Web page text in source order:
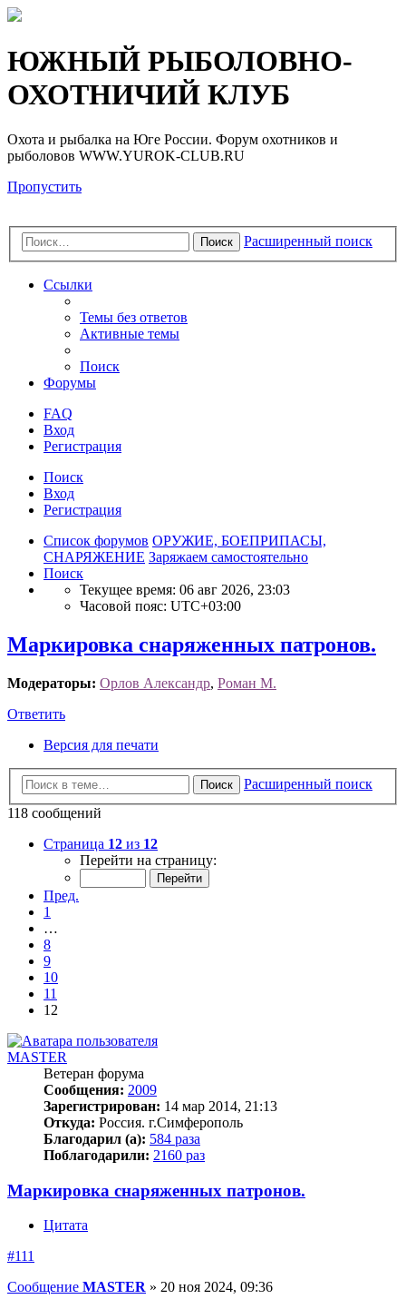
Регистрация
ЮЖНЫЙ РЫБОЛОВНО-
ОХОТНИЧИЙ КЛУБ
Охота и рыбалка на Юге России. Форум охотников и
рыболовов WWW.YUROK-CLUB.RU
Пропустить
Поиск Расширенный поиск
Ссылки
Темы без ответов
Активные темы
Поиск
Форумы
FAQ
Вход
Регистрация
Поиск
Вход
Регистрация
Список форумов ОРУЖИЕ, БОЕПРИПАСЫ,
СНАРЯЖЕНИЕ Заряжаем самостоятельно
Поиск
Текущее время: 06 авг 2026, 23:03
Часовой пояс: UTC+03:00
Маркировка снаряженных патронов.
Модераторы: Орлов Александр, Роман М.
Ответить
Ответить
Версия для печати
Поиск
Расширенный поиск
118 сообщений
Страница 12 из 12
Перейти на страницу:
Пред.
1
…
8
9
10
11
12
MASTER
Ветеран форума
Сообщения: 2009
Зарегистрирован: 14 мар 2014, 21:13
Откуда: Россия. г.Симферополь
Благодарил (а): 584 раза
Поблагодарили: 2160 раз
Маркировка снаряженных патронов.
Цитата
#111
Сообщение MASTER » 20 ноя 2024, 09:36